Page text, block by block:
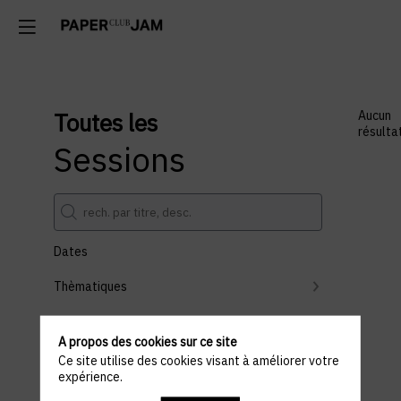
Toutes les
Sessions
Dates
Thèmatiques
Effacer tous les filtres
Aucun
A propos des cookies sur ce site
Ce site utilise des cookies visant à améliorer votre
expérience.